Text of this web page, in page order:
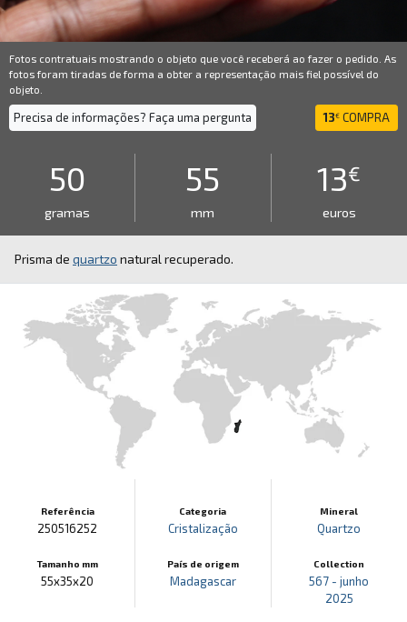
Fotos contratuais mostrando o objeto que você receberá ao fazer o pedido. As
fotos foram tiradas de forma a obter a representação mais fiel possível do
objeto.
Precisa de informações? Faça uma pergunta 13€ COMPRA
50
gramas
55
mm
13€
euros
Prisma de quartzo natural recuperado.
Referência
250516252
Tamanho mm
55x35x20
Categoria
Cristalização
País de origem
Madagascar
Mineral
Quartzo
Collection
567 - junho
2025